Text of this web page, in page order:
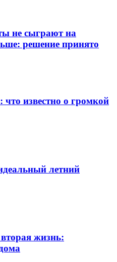
не сыграют на
решение принято
известно о громкой
летний
жизнь: